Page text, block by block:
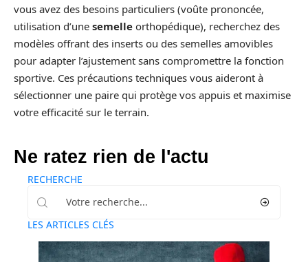
vous avez des besoins particuliers (voûte prononcée,
utilisation d’une semelle orthopédique), recherchez des
modèles offrant des inserts ou des semelles amovibles
pour adapter l’ajustement sans compromettre la fonction
sportive. Ces précautions techniques vous aideront à
sélectionner une paire qui protège vos appuis et maximise
votre efficacité sur le terrain.
Ne ratez rien de l'actu
RECHERCHE
LES ARTICLES CLÉS